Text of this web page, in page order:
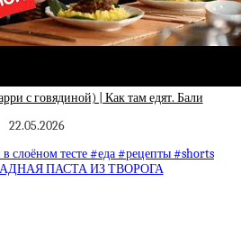
с говядиной) | Как там едят. Бали
22.05.2026
слоёном тесте #еда #рецепты #shorts
ПАСТА ИЗ ТВОРОГА